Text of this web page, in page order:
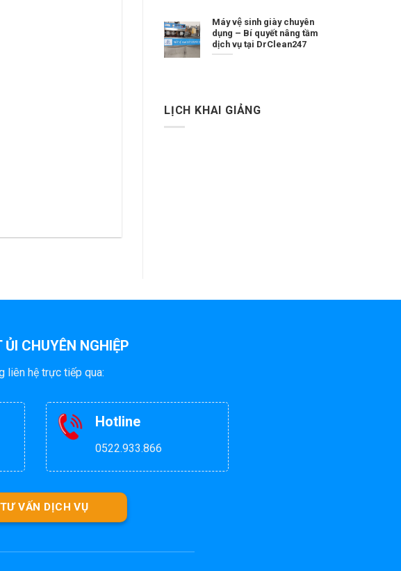
Máy vệ sinh giày chuyên
dụng – Bí quyết nâng tầm
dịch vụ tại DrClean247
LỊCH KHAI GIẢNG
CHUYÊN NGHIỆP
liên hệ trực tiếp qua:
Hotline
0522.933.866
TƯ VẤN DỊCH VỤ